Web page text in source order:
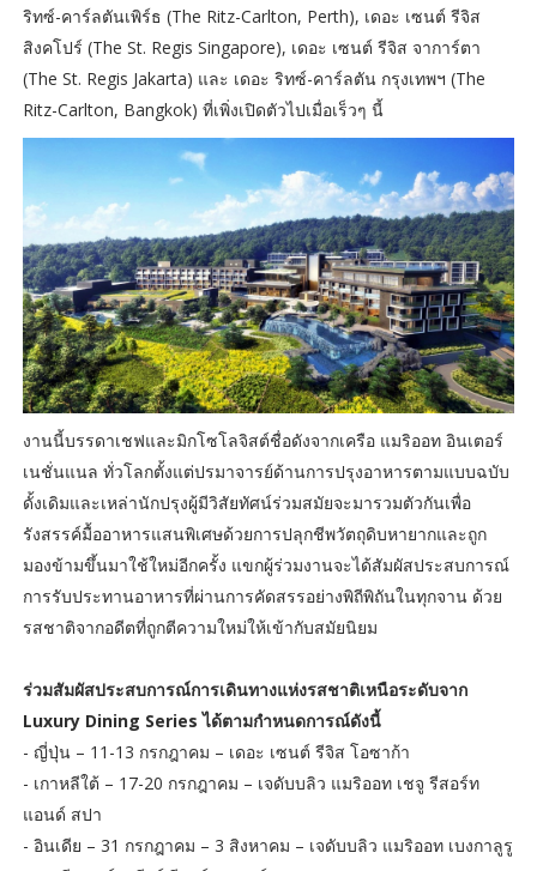
ริทซ์-คาร์ลตันเพิร์ธ (The Ritz-Carlton, Perth), เดอะ เซนต์ รีจิส
สิงคโปร์ (The St. Regis Singapore), เดอะ เซนต์ รีจิส จาการ์ตา
(The St. Regis Jakarta) และ เดอะ ริทซ์-คาร์ลตัน กรุงเทพฯ (The
Ritz-Carlton, Bangkok) ที่เพิ่งเปิดตัวไปเมื่อเร็วๆ นี้
งานนี้บรรดาเชฟและมิกโซโลจิสต์ชื่อดังจากเครือ แมริออท อินเตอร์
เนชั่นแนล ทั่วโลกตั้งแต่ปรมาจารย์ด้านการปรุงอาหารตามแบบฉบับ
ดั้งเดิมและเหล่านักปรุงผู้มีวิสัยทัศน์ร่วมสมัยจะมารวมตัวกันเพื่อ
รังสรรค์มื้ออาหารแสนพิเศษด้วยการปลุกชีพวัตถุดิบหายากและถูก
มองข้ามขึ้นมาใช้ใหม่อีกครั้ง แขกผู้ร่วมงานจะได้สัมผัสประสบการณ์
การรับประทานอาหารที่ผ่านการคัดสรรอย่างพิถีพิถันในทุกจาน ด้วย
รสชาติจากอดีตที่ถูกตีความใหม่ให้เข้ากับสมัยนิยม
ร่วมสัมผัสประสบการณ์การเดินทางแห่งรสชาติเหนือระดับจาก
Luxury Dining Series ได้ตามกำหนดการณ์ดังนี้
- ญี่ปุ่น – 11-13 กรกฎาคม – เดอะ เซนต์ รีจิส โอซาก้า
- เกาหลีใต้ – 17-20 กรกฎาคม – เจดับบลิว แมริออท เชจู รีสอร์ท
แอนด์ สปา
- อินเดีย – 31 กรกฎาคม – 3 สิงหาคม – เจดับบลิว แมริออท เบงกาลูรู